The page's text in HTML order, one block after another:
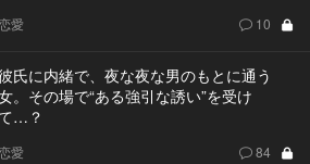
愛 10
氏に内緒で、夜な夜な男のもとに通う
。その場で“ある強引な誘い”を受け
て…？
愛 84